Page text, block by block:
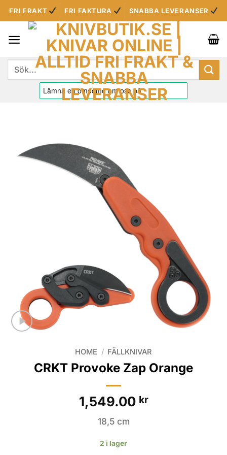
Skip
to
content
FRI FRAKT FRI FAKTURA SNABBA LEVERANSER
Sök
HOME / FÄLLKNIVAR
CRKT Provoke Zap Orange
1,549.00 kr
18,5 cm
2 i lager